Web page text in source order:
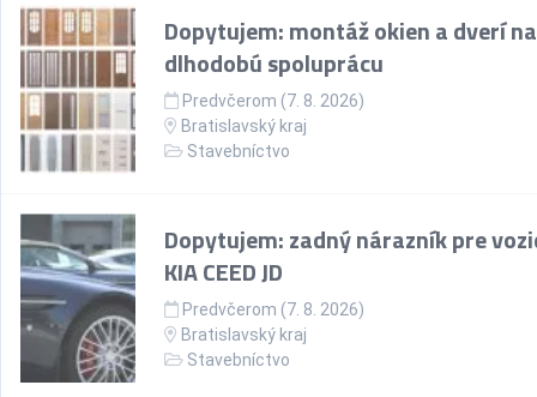
Dopytujem: montáž okien a dverí na
dlhodobú spoluprácu
Predvčerom (7. 8. 2026)
Bratislavský kraj
Stavebníctvo
Dopytujem: zadný nárazník pre
KIA CEED JD
Predvčerom (7. 8. 2026)
Bratislavský kraj
Stavebníctvo